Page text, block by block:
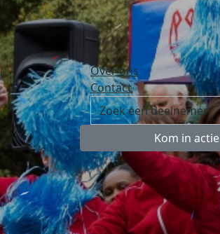
Over ons
Contact
Kom in actie